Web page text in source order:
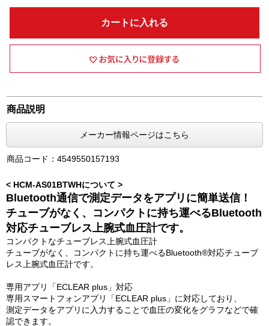
カートに入れる
商品説明
メーカー情報ページはこちら
商品コード：4549550157193
< HCM-AS01BTWHについて >
Bluetooth通信で測定データをアプリに簡単送信！
チューブがなく、コンパクトに持ち運べるBluetooth
対応チューブレス上腕式血圧計です。
コンパクトなチューブレス上腕式血圧計
チューブがなく、コンパクトに持ち運べるBluetooth®対応チューブ
レス上腕式血圧計です。
専用アプリ「ECLEAR plus」対応
専用スマートフォンアプリ「ECLEAR plus」に対応しており、
測定データをアプリに入力することで血圧の変化をグラフなどで確
認できます。